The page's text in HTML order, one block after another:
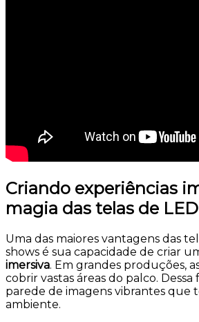
Criando experiências
magia das telas de LED
Uma das maiores vantagens das
shows é sua capacidade de criar
imersiva. Em grandes produções,
cobrir vastas áreas do palco.
parede de imagens vibrantes que
ambiente.